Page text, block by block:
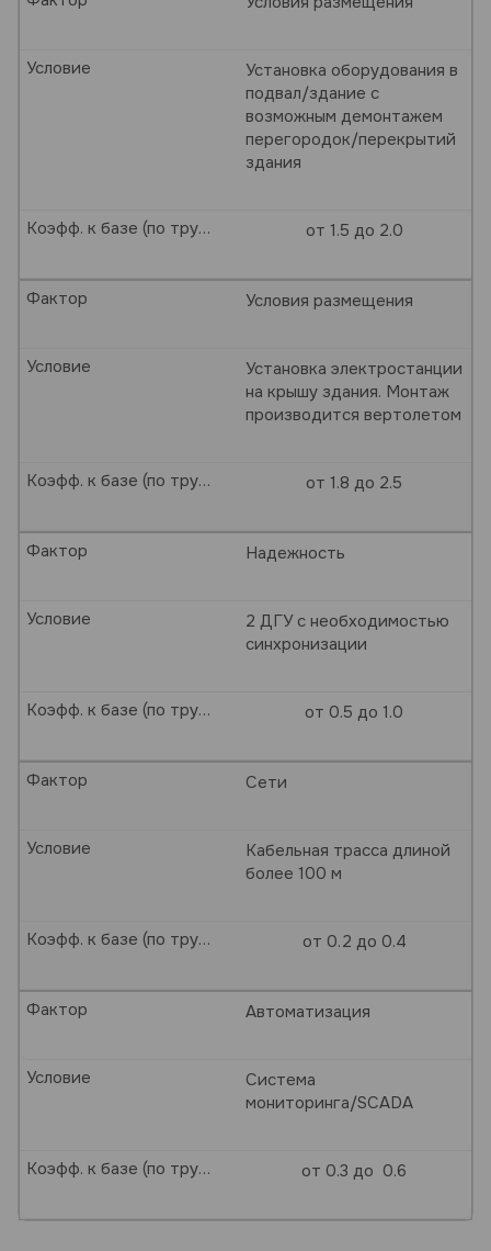
Установка оборудования в
подвал/здание с
возможным демонтажем
перегородок/перекрытий
здания
Условие
от 1.5 до 2.0
Коэфф. к базе (по трудозатратам)
Условия размещения
Фактор
Установка электростанции
на крышу здания. Монтаж
производится вертолетом
Условие
от 1.8 до 2.5
Коэфф. к базе (по трудозатратам)
Надежность
Фактор
2 ДГУ с необходимостью
синхронизации
Условие
от 0.5 до 1.0
Коэфф. к базе (по трудозатратам)
Сети
Фактор
Кабельная трасса длиной
более 100 м
Условие
от 0.2 до 0.4
Коэфф. к базе (по трудозатратам)
Автоматизация
Фактор
Система
мониторинга/SCADA
Условие
от 0.3 до 0.6
Коэфф. к базе (по трудозатратам)